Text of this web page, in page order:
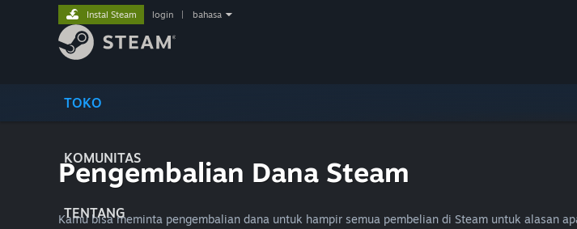
TOKO
KOMUNITAS
TENTANG
Instal Steam login bahasa
Pengembalian Dana Steam
Kamu bisa meminta pengembalian dana untuk hampir semua pembelian di Steam untuk alasan